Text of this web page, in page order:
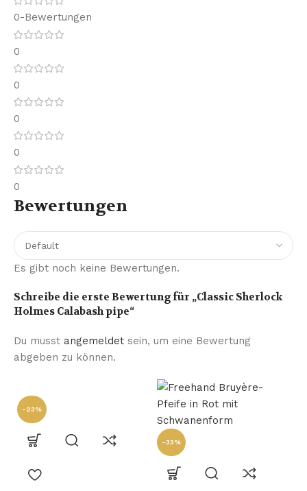
0-Bewertungen
0
0
0
0
0
Bewertungen
Es gibt noch keine Bewertungen.
Schreibe die erste Bewertung für „Classic Sherlock
Holmes Calabash pipe“
Du musst angemeldet sein, um eine Bewertung
abgeben zu können.
-23%
-33%